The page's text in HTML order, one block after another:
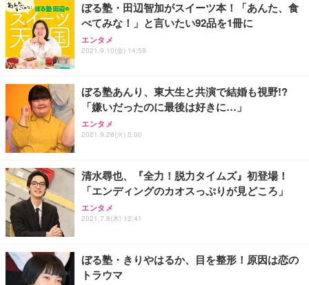
Sezlife オフィスチェア デスクチェア 疲れない テレ
ワーク チェア 強化バックレスト 30度ロッキング機
能 人間工学 椅子 腰サポート 90度跳ね上げ式アーム
務用 おしゃれ パソコンチェア (ブラック)
Sezlife オフィスチェア デスクチェア 疲れない テレ
ワーク チェア 強化バックレスト 30度ロッキング機
能 人間工学 椅子 腰サポート 90度跳ね上げ式アーム
務用 おしゃれ パソコンチェア (ホワイト)
ANDWINT オフィスチェア デスクチェア 肘なし メ
ッシュ 通気性 ランバーサポート付き 腰サポート ガ
ス圧無段階昇降 360度回転 キャスター付き コンパク
【純正品】27"ゲーミングモニター DualSense 充電
フック付き（CFI-ZDM1J）
【整備済み品】Dell E2724HS 27インチ 液晶モニタ
ー フルHD（1920×1080）VA 非光沢 HDMI/DisplayP
ort/VGA スピーカー内蔵 高さ調整 スイベル VESA対
【MiniLED/24.5inch/280Hz/FHD】GRAPHT THE S
HOOTER Gaming Monitor 24” Essential ゲーミン
グモニター QD 24.5インチ 1ms FHD 量子ドット 残
ネオ・ルーライフ ネオ・オムツ L 中型犬用 26枚入
り 単品
Smart Basic(スマートベーシック) 【Amazon.co.jp
限定】 Smart Basic アイリスオーヤマ ペットシーツ
超厚型 お徳用 ワイド 100枚入 (x 1) (ケース販売)
アイリスオーヤマ ペットシーツ 超厚型 お徳用 レギ
ュラー 200枚入【Amazon.co.jp限定】
ぼる塾・田辺智加がスイーツ本！「あんた、食
べてみな！」と言いたい92品を1冊に
エンタメ
2021.9.10(金) 14:59
ぼる塾あんり、東大生と共演で結婚も視野!?
「嫌いだったのに最後は好きに…」
エンタメ
2021.9.28(火) 5:00
清水尋也、『全力！脱力タイムズ』初登場！
「エンディングのカオスっぷりが見どころ」
エンタメ
2021.7.8(木) 12:41
ぼる塾・きりやはるか、目を整形！原因は恋の
トラウマ